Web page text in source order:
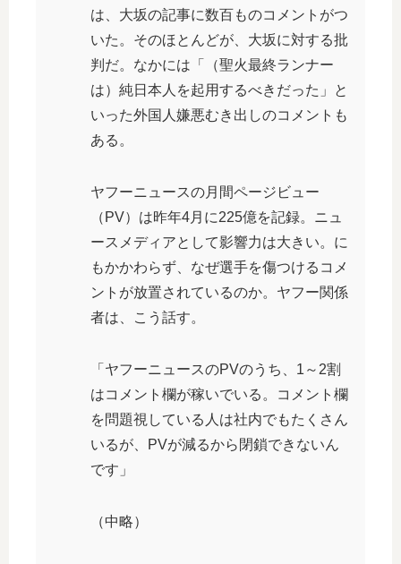
は、大坂の記事に数百ものコメントがつ
いた。そのほとんどが、大坂に対する批
判だ。なかには「（聖火最終ランナー
は）純日本人を起用するべきだった」と
いった外国人嫌悪むき出しのコメントも
ある。
ヤフーニュースの月間ページビュー
（PV）は昨年4月に225億を記録。ニュ
ースメディアとして影響力は大きい。に
もかかわらず、なぜ選手を傷つけるコメ
ントが放置されているのか。ヤフー関係
者は、こう話す。
「ヤフーニュースのPVのうち、1～2割
はコメント欄が稼いでいる。コメント欄
を問題視している人は社内でもたくさん
いるが、PVが減るから閉鎖できないん
です」
（中略）